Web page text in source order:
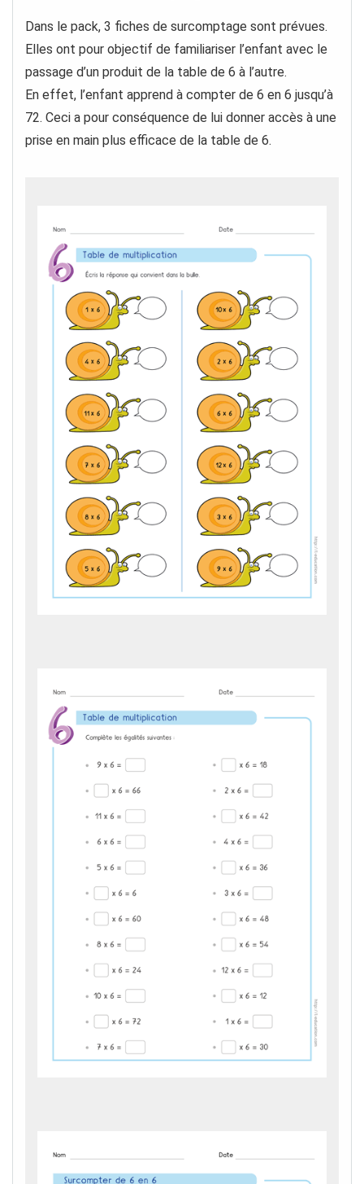
Dans le pack, 3 fiches de surcomptage sont prévues.
Elles ont pour objectif de familiariser l’enfant avec le
passage d’un produit de la table de 6 à l’autre.
En effet, l’enfant apprend à compter de 6 en 6 jusqu’à
72. Ceci a pour conséquence de lui donner accès à une
prise en main plus efficace de la table de 6.